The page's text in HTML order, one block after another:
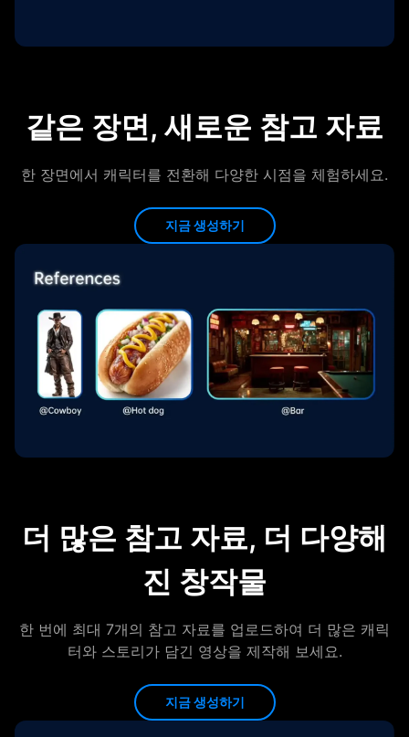
같은 장면, 새로운 참고 자료
한 장면에서 캐릭터를 전환해 다양한 시점을 체험하세요.
지금 생성하기
더 많은 참고 자료, 더 다양해
진 창작물
한 번에 최대 7개의 참고 자료를 업로드하여 더 많은 캐릭
터와 스토리가 담긴 영상을 제작해 보세요.
지금 생성하기